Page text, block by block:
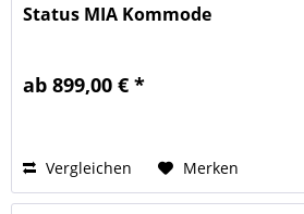
Status MIA Kommode
ab 899,00 € *
Vergleichen Merken